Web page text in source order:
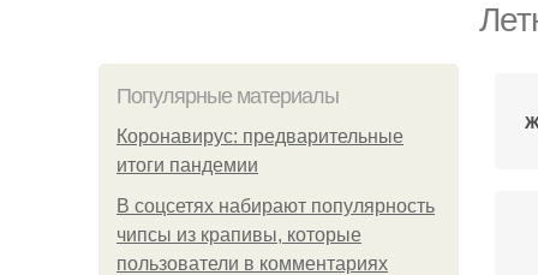
Популярные материалы
Коронавирус: предварительные
итоги пандемии
В соцсетях набирают популярность
чипсы из крапивы, которые
пользователи в комментариях